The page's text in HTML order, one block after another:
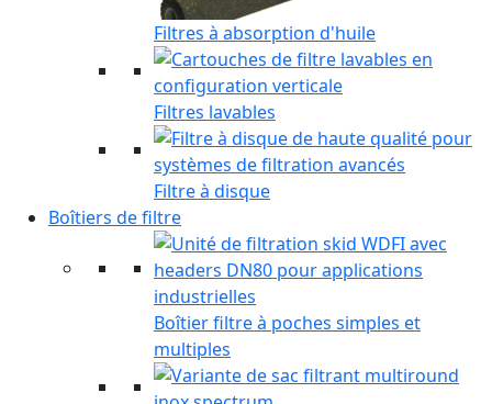
Filtres à absorption d'huile
Filtres lavables
Filtre à disque
Boîtiers de filtre
Boîtier filtre à poches simples et
multiples